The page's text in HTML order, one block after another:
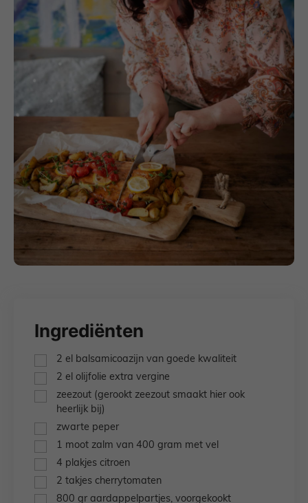
Ingrediënten
▢
2 el
balsamicoazijn van goede kwaliteit
▢
2 el olijfolie extra vergine
▢
zeezout (gerookt zeezout smaakt hier ook
heerlijk bij)
▢
zwarte peper
▢1 moot zalm van 400 gram met vel
▢
4 plakjes citroen
▢
2 takjes cherrytomaten
▢
800 gr aardappelpartjes, voorgekookt